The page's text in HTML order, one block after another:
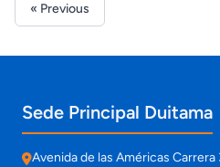
« Previous
Información de contacto y
Sede Principal Duitama
Avenida de las Américas